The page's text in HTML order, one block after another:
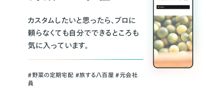
カスタムしたいと思ったら、プロに
頼らなくても自分でできるところも
気に入っています。
＃野菜の定期宅配 ＃旅する八百屋 ＃元会社
員